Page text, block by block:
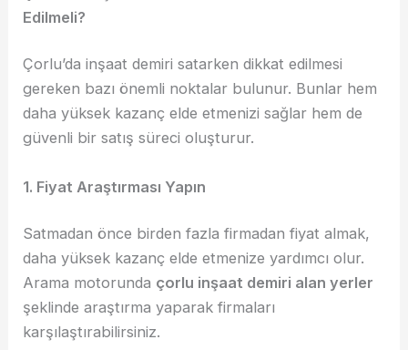
Edilmeli?
Çorlu’da inşaat demiri satarken dikkat edilmesi
gereken bazı önemli noktalar bulunur. Bunlar hem
daha yüksek kazanç elde etmenizi sağlar hem de
güvenli bir satış süreci oluşturur.
1. Fiyat Araştırması Yapın
Satmadan önce birden fazla firmadan fiyat almak,
daha yüksek kazanç elde etmenize yardımcı olur.
Arama motorunda çorlu inşaat demiri alan yerler
şeklinde araştırma yaparak firmaları
karşılaştırabilirsiniz.